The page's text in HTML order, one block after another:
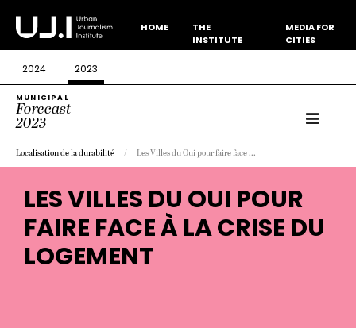
HOME
THE
INSTITUTE
MEDIA FOR
CITIES
2024 2023
MUNICIPAL
Forecast
2023
Localisation de la durabilité Les Villes du Oui pour faire face ...
LES VILLES DU OUI POUR
FAIRE FACE À LA CRISE DU
LOGEMENT